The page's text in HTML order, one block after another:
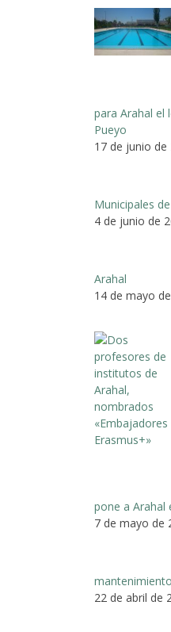
para Arahal el
Pueyo
17 de junio de
Municipales
4 de junio de
Arahal
14 de mayo
pone a Arahal
7 de mayo de
22 de abril de